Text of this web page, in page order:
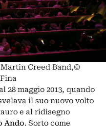
Creed Band,©
28 maggio 2013, quando
il suo nuovo volto
e al ridisegno
Ando. Sorto come